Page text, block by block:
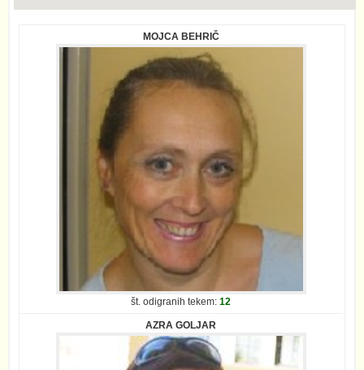
MOJCA BEHRIČ
št. odigranih tekem:12
AZRA GOLJAR